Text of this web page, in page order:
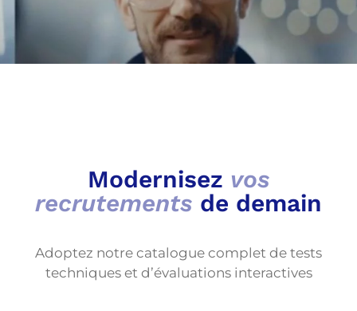
Modernisez vos
recrutements de demain
Adoptez notre catalogue complet de tests
techniques et d’évaluations interactives